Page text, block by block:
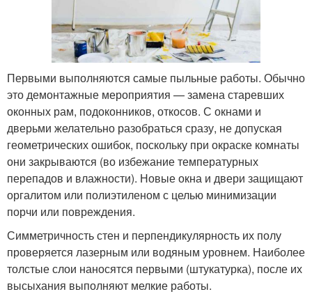
Первыми выполняются самые пыльные работы. Обычно
это демонтажные мероприятия — замена старевших
оконных рам, подоконников, откосов. С окнами и
дверьми желательно разобраться сразу, не допуская
геометрических ошибок, поскольку при окраске комнаты
они закрываются (во избежание температурных
перепадов и влажности). Новые окна и двери защищают
оргалитом или полиэтиленом с целью минимизации
порчи или повреждения.
Симметричность стен и перпендикулярность их полу
проверяется лазерным или водяным уровнем. Наиболее
толстые слои наносятся первыми (штукатурка), после их
высыхания выполняют мелкие работы.